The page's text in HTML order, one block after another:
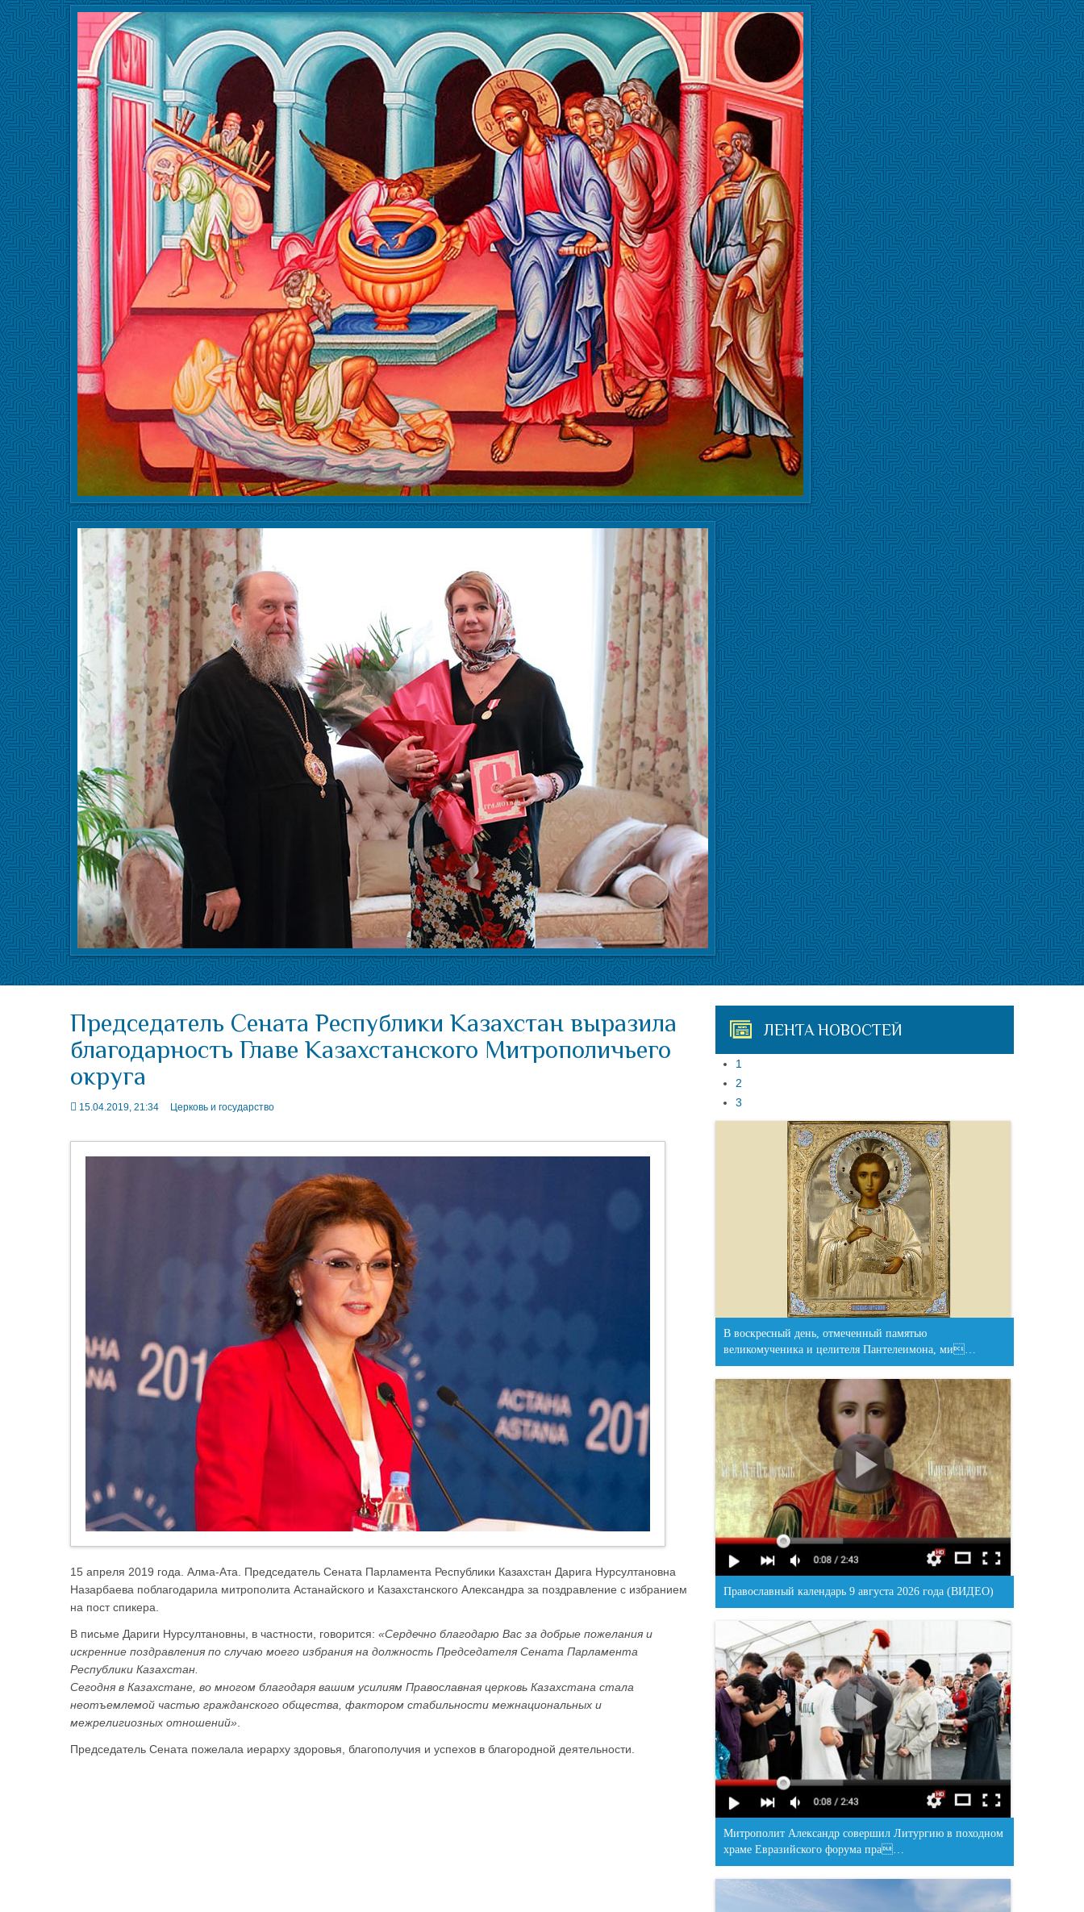
Председатель Сената Республики Казахстан выразила
благодарность Главе Казахстанского Митрополичьего
округа
15.04.2019, 21:34 Церковь и государство
15 апреля 2019 года. Алма-Ата. Председатель Сената Парламента Республики Казахстан Дарига Нурсултановна
Назарбаева поблагодарила митрополита Астанайского и Казахстанского Александра за поздравление с избранием
на пост спикера.
В письме Дариги Нурсултановны, в частности, говорится: «Сердечно благодарю Вас за добрые пожелания и
искренние поздравления по случаю моего избрания на должность Председателя Сената Парламента
Республики Казахстан.
Сегодня в Казахстане, во многом благодаря вашим усилиям Православная церковь Казахстана стала
неотъемлемой частью гражданского общества, фактором стабильности межнациональных и
межрелигиозных отношений»
Председатель Сената пожелала иерарху здоровья, благополучия и успехов в благородной деятельности.
ЛЕНТА НОВОСТЕЙ
1
2
3
В воскресный день, отмеченный памятью
великомученика и целителя Пантелеимона, ми…
Православный календарь 9 августа 2026 года (ВИДЕО)
Митрополит Александр совершил Литургию в походном
храме Евразийского форума пра…